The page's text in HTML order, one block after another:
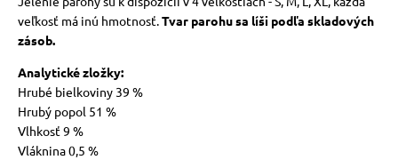
veľkosť má inú hmotnosť.Tvar parohu sa líši podľa skladových
zásob.
Analytické zložky:
Hrubé bielkoviny 39 %
Hrubý popol 51 %
Vlhkosť 9 %
Vláknina 0,5 %